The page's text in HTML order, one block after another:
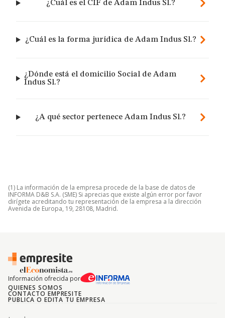
¿Cuál es el CIF de Adam Indus Sl.?
¿Cuál es la forma jurídica de Adam Indus Sl.?
¿Dónde está el domicilio Social de Adam
Indus Sl.?
¿A qué sector pertenece Adam Indus Sl.?
(1) La información de la empresa procede de la base de datos de
INFORMA D&B S.A. (SME) Si aprecias que existe algún error por favor
dirígete acreditando tu representación de la empresa a la dirección
Avenida de Europa, 19, 28108, Madrid.
Información ofrecida por
QUIENES SOMOS
CONTACTO EMPRESITE
PUBLICA O EDITA TU EMPRESA